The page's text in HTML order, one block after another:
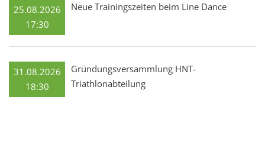
25.08.2026
17:30
Neue Trainingszeiten beim Line Dance
31.08.2026
18:30
Gründungsversammlung HNT-
Triathlonabteilung